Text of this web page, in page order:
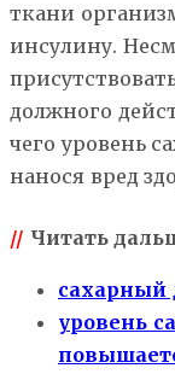
ткани
инсулину.
должного
чего уровень
нанося вред
// Читать
сахарный
уровень